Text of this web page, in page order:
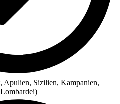
Apulien, Sizilien, Kampanien,